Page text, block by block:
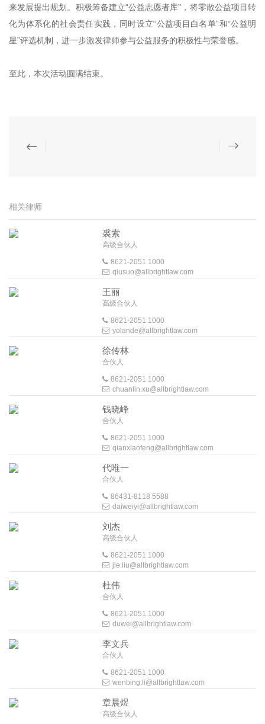
来发展提出规划。积极筹备建立“公益志愿者库”，将零散公益项目转
化为体系化的社会责任实践，同时设立“公益项目白名单”和“公益明
星”评选机制，进一步激发律师参与公益服务的积极性与荣誉感。
至此，本次活动圆满结束。
相关律师
裘索
高级合伙人
8621-2051 1000
qiusuo@allbrightlaw.com
王丽
高级合伙人
8621-2051 1000
yolande@allbrightlaw.com
徐传林
合伙人
8621-2051 1000
chuanlin.xu@allbrightlaw.com
钱晓峰
合伙人
8621-2051 1000
qianxiaofeng@allbrightlaw.com
代唯一
合伙人
86431-8118 5588
daiweiyi@allbrightlaw.com
刘杰
高级合伙人
8621-2051 1000
jie.liu@allbrightlaw.com
杜伟
合伙人
8621-2051 1000
duwei@allbrightlaw.com
李文兵
合伙人
8621-2051 1000
wenbing.li@allbrightlaw.com
章晨煜
高级合伙人